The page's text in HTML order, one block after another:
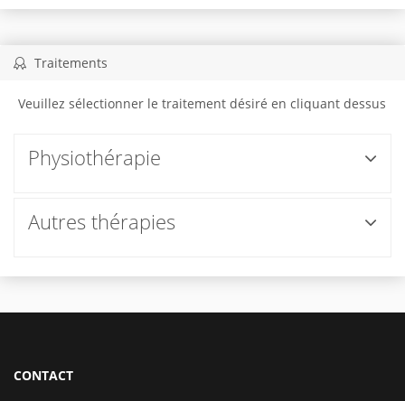
Traitements
Veuillez sélectionner le traitement désiré en cliquant dessus
Physiothérapie
Autres thérapies
CONTACT